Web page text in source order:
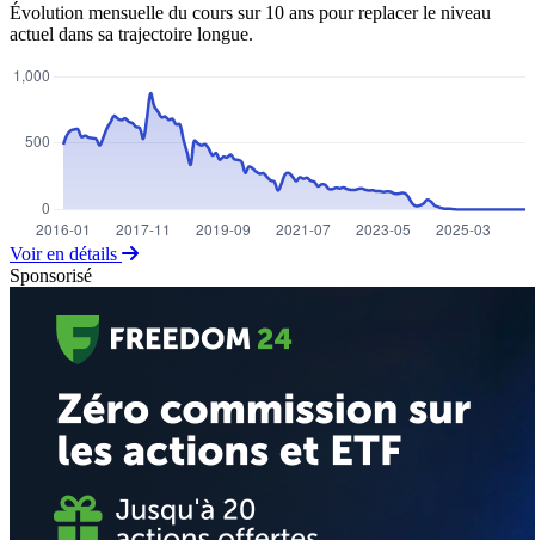
Évolution mensuelle du cours sur 10 ans pour replacer le niveau
actuel dans sa trajectoire longue.
Voir en détails
Sponsorisé